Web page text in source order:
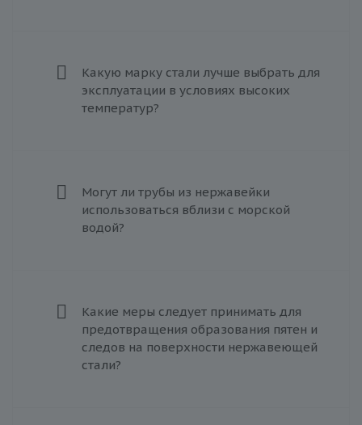
Какую марку стали лучше выбрать для
эксплуатации в условиях высоких
температур?
Могут ли трубы из нержавейки
использоваться вблизи с морской
водой?
Какие меры следует принимать для
предотвращения образования пятен и
следов на поверхности нержавеющей
стали?